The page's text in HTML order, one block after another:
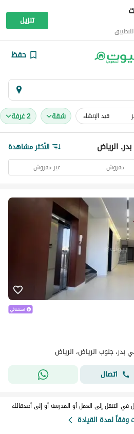
تنزيل
حفظ
قيد الإنشاء شقة 2 غرفة
الرياض الأكثر مشاهدة
مفروش غير مفروش
جنوب الرياض، الرياض
اتصال
في التنقل إلى العمل أو المدرسة أو إلى أصدقائك
وفقاً لمدة القيادة